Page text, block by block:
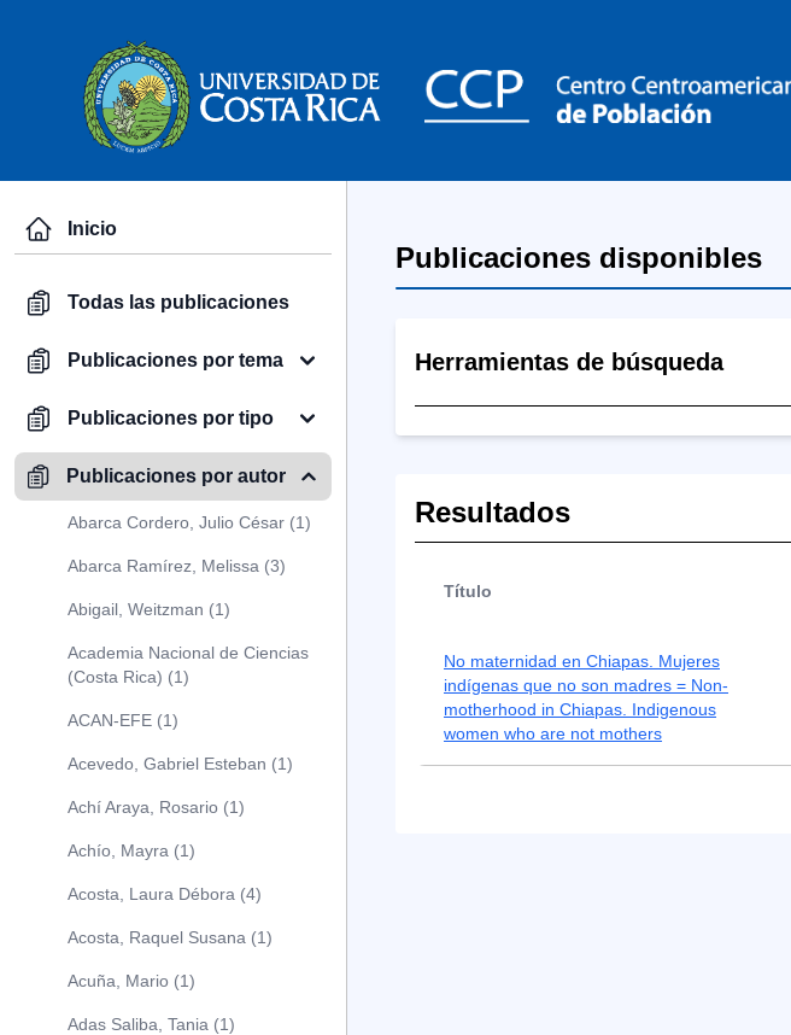
Inicio
Todas las publicaciones
Publicaciones por tema
Publicaciones por tipo
Publicaciones por autor
Abarca Cordero, Julio César (1)
Abarca Ramírez, Melissa (3)
Abigail, Weitzman (1)
Academia Nacional de Ciencias
(Costa Rica) (1)
ACAN-EFE (1)
Acevedo, Gabriel Esteban (1)
Achí Araya, Rosario (1)
Achío, Mayra (1)
Acosta, Laura Débora (4)
Acosta, Raquel Susana (1)
Acuña, Mario (1)
Adas Saliba, Tania (1)
Publicaciones disponibles
Herramientas de búsqueda
Resultados
Título
No maternidad en Chiapas. Mujeres
indígenas que no son madres = Non-
motherhood in Chiapas. Indigenous
women who are not mothers